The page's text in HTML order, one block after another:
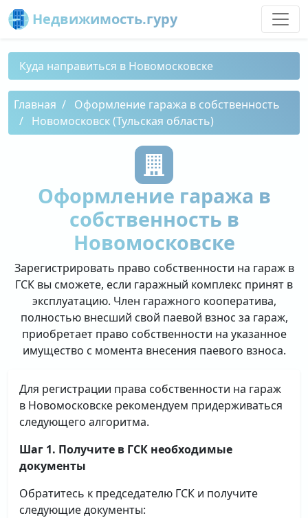
Недвижимость.гуру
Куда направиться в Новомосковске
Главная
Оформление гаража в собственность
Новомосковск (Тульская область)
Оформление гаража в
собственность в
Новомосковске
Зарегистрировать право собственности на гараж в
ГСК вы сможете, если гаражный комплекс принят в
эксплуатацию. Член гаражного кооператива,
полностью внесший свой паевой взнос за гараж,
приобретает право собственности на указанное
имущество с момента внесения паевого взноса.
Для регистрации права собственности на гараж
в Новомосковске рекомендуем придерживаться
следующего алгоритма.
Шаг 1. Получите в ГСК необходимые
документы
Обратитесь к председателю ГСК и получите
следующие документы: